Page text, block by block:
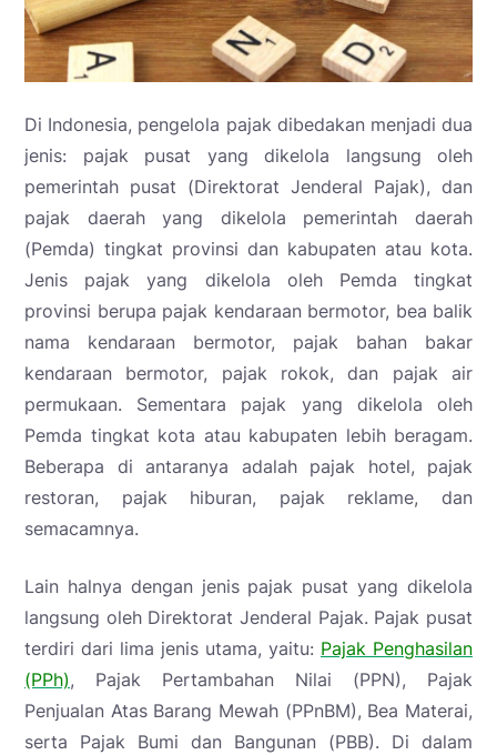
Di Indonesia, pengelola pajak dibedakan menjadi dua
jenis: pajak pusat yang dikelola langsung oleh
pemerintah pusat (Direktorat Jenderal Pajak), dan
pajak daerah yang dikelola pemerintah daerah
(Pemda) tingkat provinsi dan kabupaten atau kota.
Jenis pajak yang dikelola oleh Pemda tingkat
provinsi berupa pajak kendaraan bermotor, bea balik
nama kendaraan bermotor, pajak bahan bakar
kendaraan bermotor, pajak rokok, dan pajak air
permukaan. Sementara pajak yang dikelola oleh
Pemda tingkat kota atau kabupaten lebih beragam.
Beberapa di antaranya adalah pajak hotel, pajak
restoran, pajak hiburan, pajak reklame, dan
semacamnya.
Lain halnya dengan jenis pajak pusat yang dikelola
langsung oleh Direktorat Jenderal Pajak. Pajak pusat
terdiri dari lima jenis utama, yaitu: Pajak Penghasilan
(PPh), Pajak Pertambahan Nilai (PPN), Pajak
Penjualan Atas Barang Mewah (PPnBM), Bea Materai,
serta Pajak Bumi dan Bangunan (PBB). Di dalam